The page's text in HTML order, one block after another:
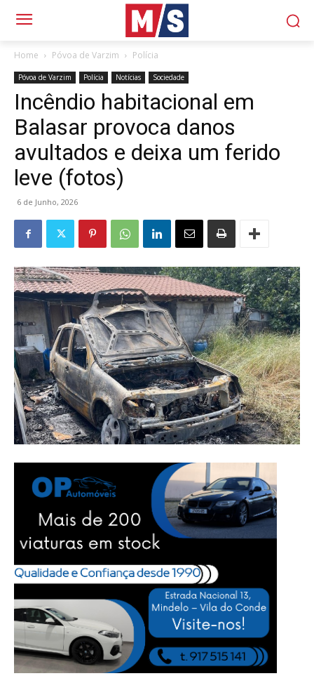
Home Póvoa de Varzim Polícia
Póvoa de Varzim Polícia Notícias Sociedade
Incêndio habitacional em
Balasar provoca danos
avultados e deixa um ferido
leve (fotos)
6 de Junho, 2026